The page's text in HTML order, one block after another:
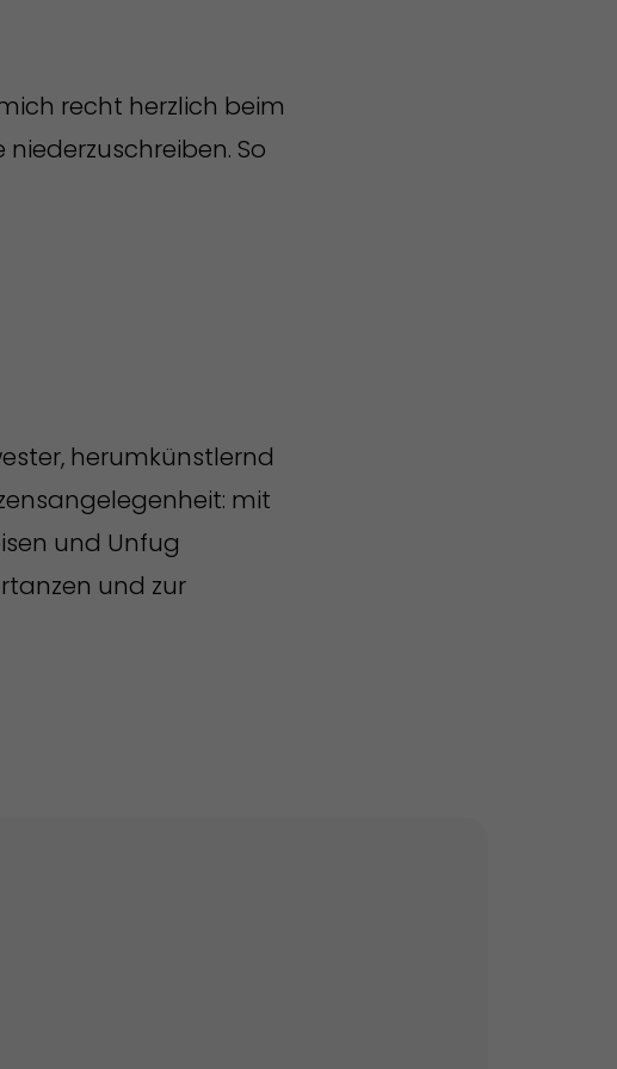
recht herzlich beim
So
herumkünstlernd
mit
und Unfug
und zur